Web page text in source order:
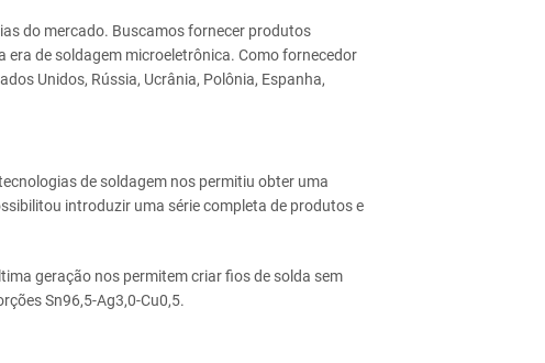
do mercado. Buscamos fornecer produtos
de soldagem microeletrônica. Como fornecedor
Unidos, Rússia, Ucrânia, Polônia, Espanha,
de soldagem nos permitiu obter uma
introduzir uma série completa de produtos e
geração nos permitem criar fios de solda sem
Sn96,5-Ag3,0-Cu0,5.